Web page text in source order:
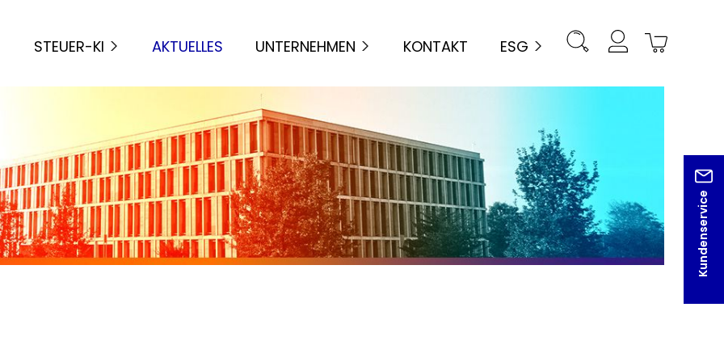
STEUER-KI AKTUELLES UNTERNEHMEN KONTAKT ESG
Kundenservice